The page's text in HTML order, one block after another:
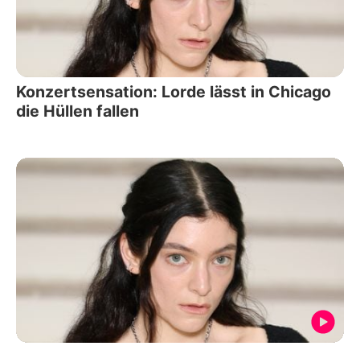
Konzertsensation: Lorde lässt in Chicago
die Hüllen fallen